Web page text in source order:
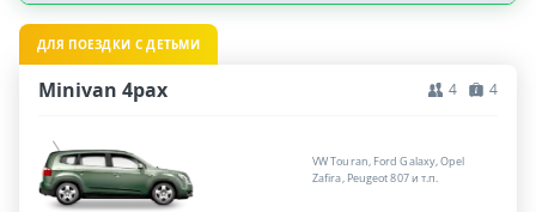
ДЛЯ ПОЕЗДКИ С ДЕТЬМИ
Minivan 4pax 4 4
VW Touran, Ford Galaxy, Opel
Zafira, Peugeot 807 и т.п.